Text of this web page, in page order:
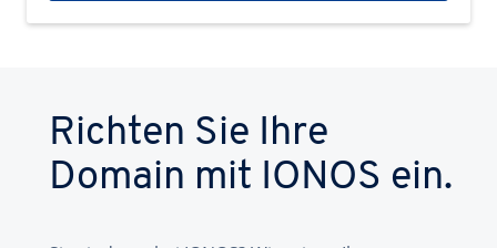
Richten Sie Ihre
Domain mit IONOS ein.